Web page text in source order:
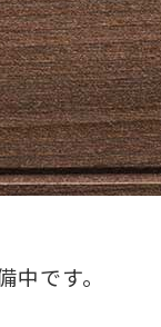
中です。